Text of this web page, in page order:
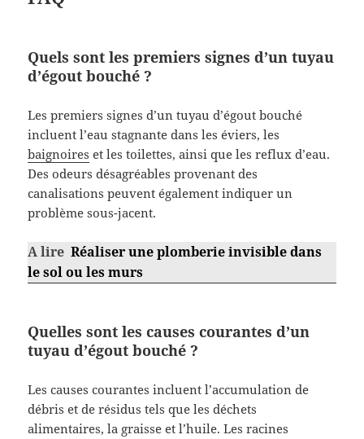
Quels sont les premiers signes d’un tuyau
d’égout bouché ?
Les premiers signes d’un tuyau d’égout bouché
incluent l’eau stagnante dans les éviers, les
baignoires et les toilettes, ainsi que les reflux d’eau.
Des odeurs désagréables provenant des
canalisations peuvent également indiquer un
problème sous-jacent.
A lire Réaliser une plomberie invisible dans
le sol ou les murs
Quelles sont les causes courantes d’un
tuyau d’égout bouché ?
Les causes courantes incluent l’accumulation de
débris et de résidus tels que les déchets
alimentaires, la graisse et l’huile. Les racines